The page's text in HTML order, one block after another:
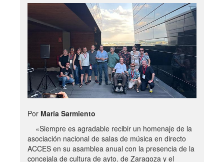
Por María Sarmiento
«Siempre es agradable recibir un homenaje de la
asociación nacional de salas de música en directo
ACCES en su asamblea anual con la presencia de la
concejala de cultura de ayto. de Zaragoza y el